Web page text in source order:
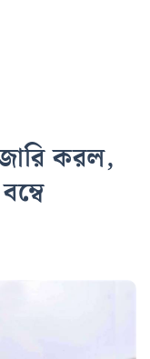
করল,